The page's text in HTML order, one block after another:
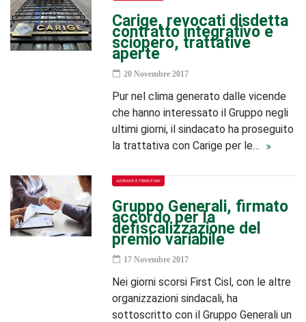
Carige, revocati disdetta
contratto integrativo e
sciopero, trattative
aperte
20 Novembre 2017
Pur nel clima generato dalle vicende
che hanno interessato il Gruppo negli
ultimi giorni, il sindacato ha proseguito
la trattativa con Carige per le…
AZIENDE E TERRITORI
Gruppo Generali, firmato
accordo per la
defiscalizzazione del
premio variabile
17 Novembre 2017
Nei giorni scorsi First Cisl, con le altre
organizzazioni sindacali, ha
sottoscritto con il Gruppo Generali un